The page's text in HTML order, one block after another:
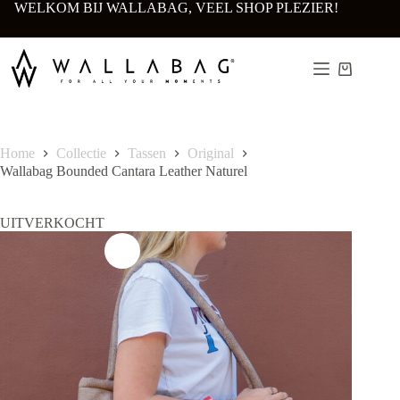
Ga
de
inhoud
WELKOM BIJ WALLABAG, VEEL SHOP PLEZIER!
Home Collectie Tassen
Original
Wallabag Bounded Cantara Leather Naturel
UITVERKOCHT